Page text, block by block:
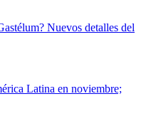
Nuevos detalles del
Latina en noviembre;